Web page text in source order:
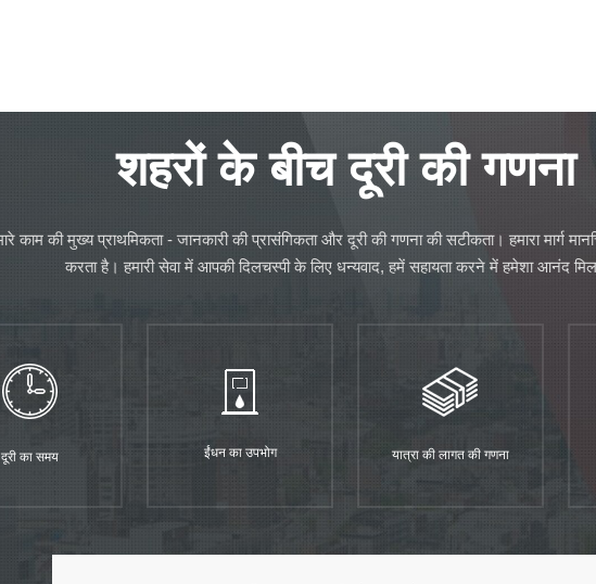
शहरों के बीच दूरी की गणना
काम की मुख्य प्राथमिकता - जानकारी की प्रासंगिकता और दूरी की गणना की सटीकता। हमारा मार्ग
करता है। हमारी सेवा में आपकी दिलचस्पी के लिए धन्यवाद, हमें सहायता करने में हमेशा आनंद
दूरी का समय ईंधन का उपभोग यात्रा की लागत की गणना